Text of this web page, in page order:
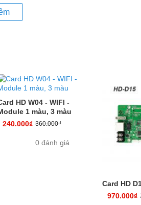
dụng trong quá trình sử dụng
HD W04 - WIFI -
1 màu, 3 màu
240.000₫ 360.000₫
0 đánh giá
Card HD
970.000₫